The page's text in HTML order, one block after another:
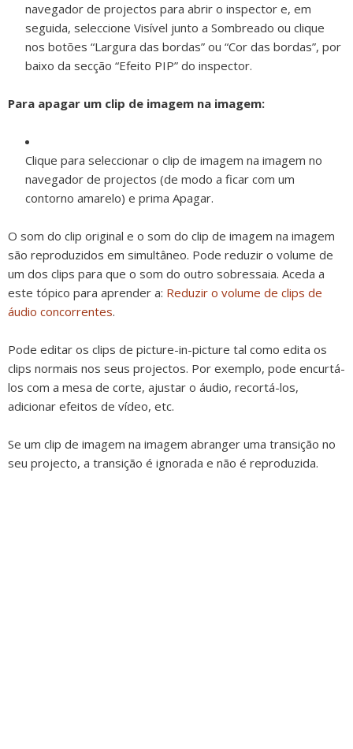
navegador de projectos para abrir o inspector e, em
seguida, seleccione Visível junto a Sombreado ou clique
nos botões “Largura das bordas” ou “Cor das bordas”, por
baixo da secção “Efeito PIP” do inspector.
Para apagar um clip de imagem na imagem:
Clique para seleccionar o clip de imagem na imagem no
navegador de projectos (de modo a ficar com um
contorno amarelo) e prima Apagar.
O som do clip original e o som do clip de imagem na imagem
são reproduzidos em simultâneo. Pode reduzir o volume de
um dos clips para que o som do outro sobressaia. Aceda a
este tópico para aprender a: Reduzir o volume de clips de
áudio concorrentes.
Pode editar os clips de picture-in-picture tal como edita os
clips normais nos seus projectos. Por exemplo, pode encurtá-
los com a mesa de corte, ajustar o áudio, recortá-los,
adicionar efeitos de vídeo, etc.
Se um clip de imagem na imagem abranger uma transição no
seu projecto, a transição é ignorada e não é reproduzida.